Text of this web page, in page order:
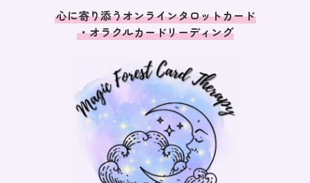
心に寄り添うオンラインタロットカード
・オラクルカードリーディング